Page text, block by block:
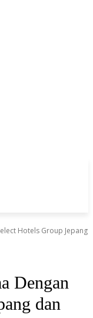
Hotels Group Jepang
Dengan
dan